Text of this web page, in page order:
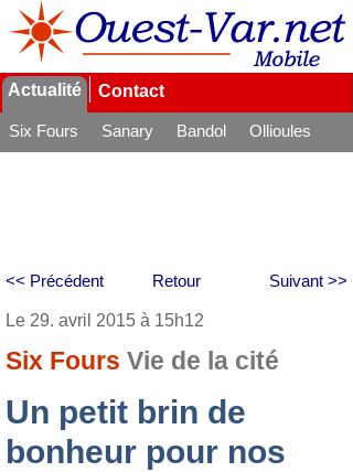
Actualité Contact
Six Fours Sanary Bandol
Ollioules
Retour
<< Précédent Suivant >>
Le 29. avril 2015 à 15h12
Six Fours Vie de la cité
Un petit brin de
bonheur pour nos